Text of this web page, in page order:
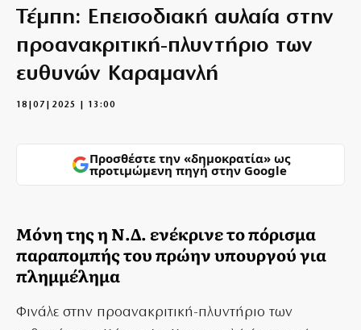
Τέμπη: Επεισοδιακή αυλαία στην
προανακριτική-πλυντήριο των
ευθυνών Καραμανλή
18|07|2025 | 13:00
Προσθέστε την «δημοκρατία» ως
προτιμώμενη πηγή στην Google
Μόνη της η Ν.Δ. ενέκρινε το πόρισμα
παραπομπής του πρώην υπουργού για
πλημμέλημα
Φινάλε στην προανακριτική-πλυντήριο των